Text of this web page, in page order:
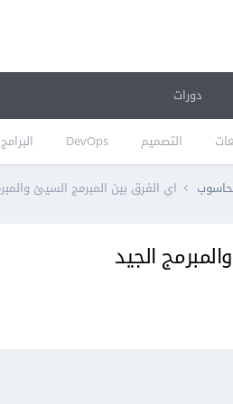
التصميم DevOps
دورات
اي الفرق بين المبرمج السيئ
الجيد